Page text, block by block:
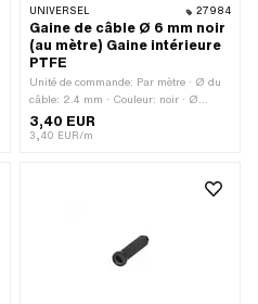
UNIVERSEL 27984
Gaine de câble Ø 6 mm noir
(au mètre) Gaine intérieure
PTFE
Unité de commande: Par mètre · Ø du
câble: 2.4 mm · Couleur: noir · Ø
extérieur: 6 mm · Ø intérieur: 2.6 mm ·
Revêtement: PTFE (couramment connu
3,40 EUR
3,40 EUR/m